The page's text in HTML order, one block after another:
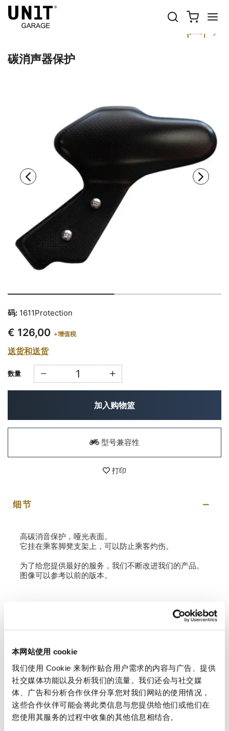
本网站使用 cookie
我们使用 Cookie 来制作贴合用户需求的内容与广告、提供
社交媒体功能以及分析我们的流量。我们还会与社交媒
体、广告和分析合作伙伴分享您对我们网站的使用情况，
这些合作伙伴可能会将此类信息与您提供给他们或他们在
您使用其服务的过程中收集的其他信息相结合。
以前
下一个
碳消声器保护
码: 1611Protection
€ 126,00 +增值税
送货和送货
数量
加入购物篮
型号兼容性
打印
细节
高碳消音保护，哑光表面。
它挂在乘客脚凳支架上，可以防止乘客灼伤。
为了给您提供最好的服务，我们不断改进我们的产品。
图像可以参考以前的版本。
评测
要撰写评论，您必须登录。
Condividi 发送